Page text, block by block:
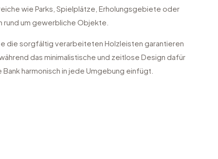
wie Parks, Spielplätze, Erholungsgebiete oder
rund um gewerbliche Objekte.
die sorgfältig verarbeiteten Holzleisten garantieren
das minimalistische und zeitlose Design dafür
harmonisch in jede Umgebung einfügt.